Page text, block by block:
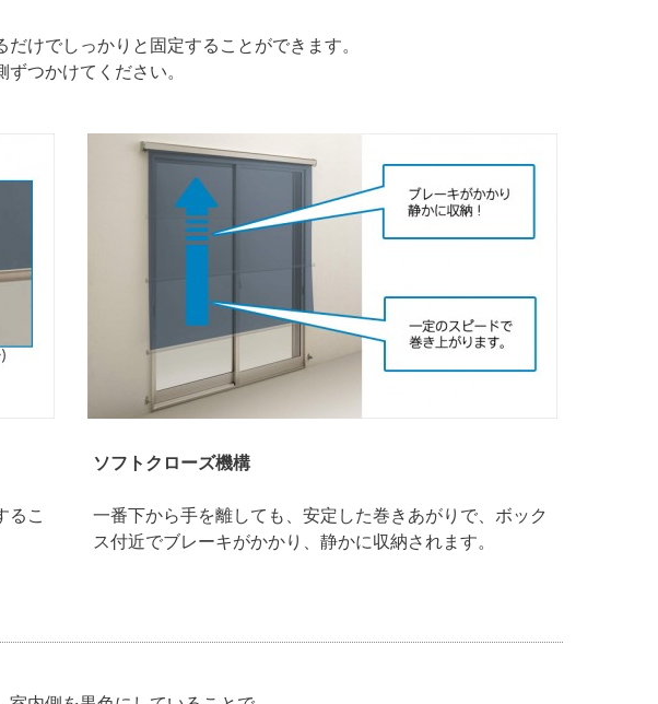
けでしっかりと固定することができます。
つかけてください。
るこ
ソフトクローズ機構
一番下から手を離しても、安定した巻きあがりで、ボック
ス付近でブレーキがかかり、静かに収納されます。